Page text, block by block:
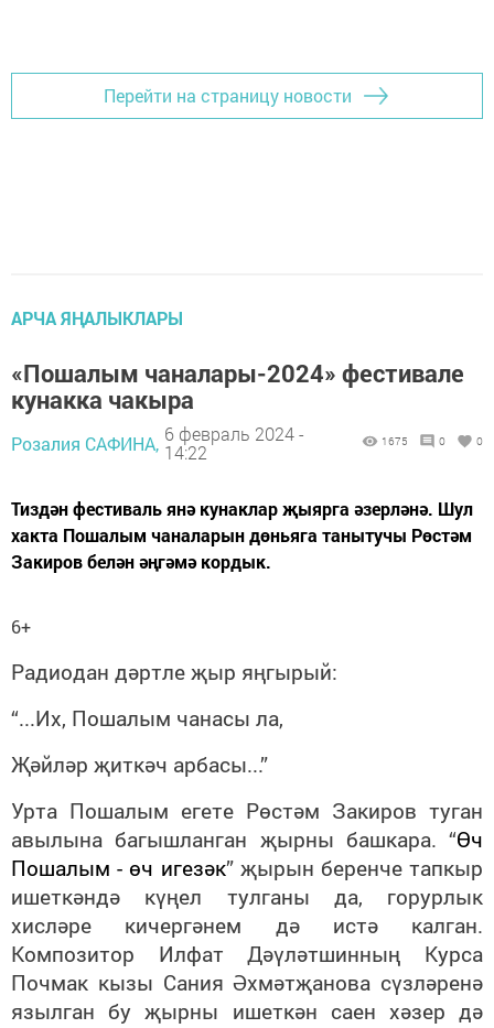
Перейти на страницу новости
АРЧА ЯҢАЛЫКЛАРЫ
«Пошалым чаналары-2024» фестивале
кунакка чакыра
Розалия САФИНА, 6 февраль 2024 -
14:22
1675 0 0
Тиздән фестиваль янә кунаклар җыярга әзерләнә. Шул
хакта Пошалым чаналарын дөньяга танытучы Рөстәм
Закиров белән әңгәмә кордык.
6+
Радиодан дәртле җыр яңгырый:
“...Их, Пошалым чанасы ла,
Җәйләр җиткәч арбасы...”
Урта Пошалым егете Рөстәм Закиров туган
авылына багышланган җырны башкара. “Өч
Пошалым - өч игезәк” җырын беренче тапкыр
ишеткәндә күңел тулганы да, горурлык
хисләре кичергәнем дә истә калган.
Композитор Илфат Дәүләтшинның Курса
Почмак кызы Сания Әхмәтҗанова сүзләренә
язылган бу җырны ишеткән саен хәзер дә